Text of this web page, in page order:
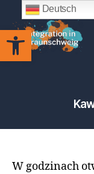
Otwórz pasek narzędzi
Integration
W godzinach
Deutsch